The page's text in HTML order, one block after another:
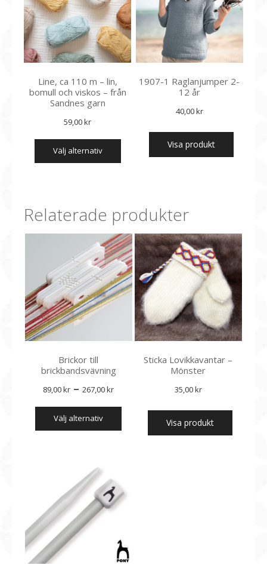
Line, ca 110 m – lin,
bomull och viskos – från
Sandnes garn
59,00kr
välj alternativ
Den
produkten
De
alternativen
kan
väljas
på
produktsidan
1907-1 Raglanjumper 2-
12 år
40,00kr
Visa produkt
Relaterade produkter
Brickor till
brickbandsvävning
89,00kr – 267,00krPrisintervall:
89,00 kr
267,00 kr
välj alternativ
Den
produkten
olika
på
produktsidan
Sticka Lovikkavantar –
Mönster
35,00kr
Visa produkt